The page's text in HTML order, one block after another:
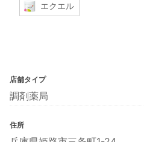
エクエル
店舗タイプ
調剤薬局
住所